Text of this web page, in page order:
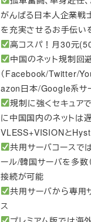
がんばる日本人企業戦
を充実させるお手伝い
高コスパ！月30元
中国のネット規制回
（Facebook/Twitter/
azon日本/Google系サ
規制に強くセキュア
に中国国内のネットは
VLESS+VISIONと
共用サーバコースで
ール/韓国サーバを多数
接続が可能
共用サーバから専用
ス